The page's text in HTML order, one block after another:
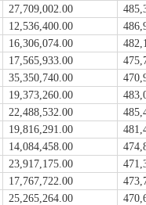
27,709,002.00
12,536,400.00
16,306,074.00
17,565,933.00
35,350,740.00
19,373,260.00
22,488,532.00
19,816,291.00
14,084,458.00
23,917,175.00
17,767,722.00
25,265,264.00